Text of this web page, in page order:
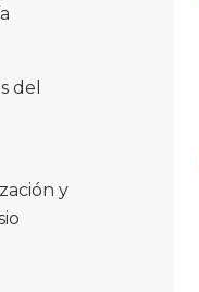
del
y